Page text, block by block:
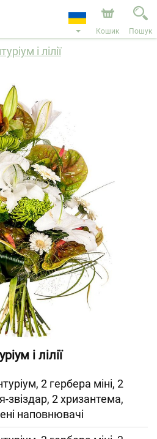
через наш інтернет-
можлива дата доставки —
з відпусткою.Кошик Пошук
і лілії
і лілії
2 гербера міні, 2
звіздар, 2 хризантема,
наповнювачі